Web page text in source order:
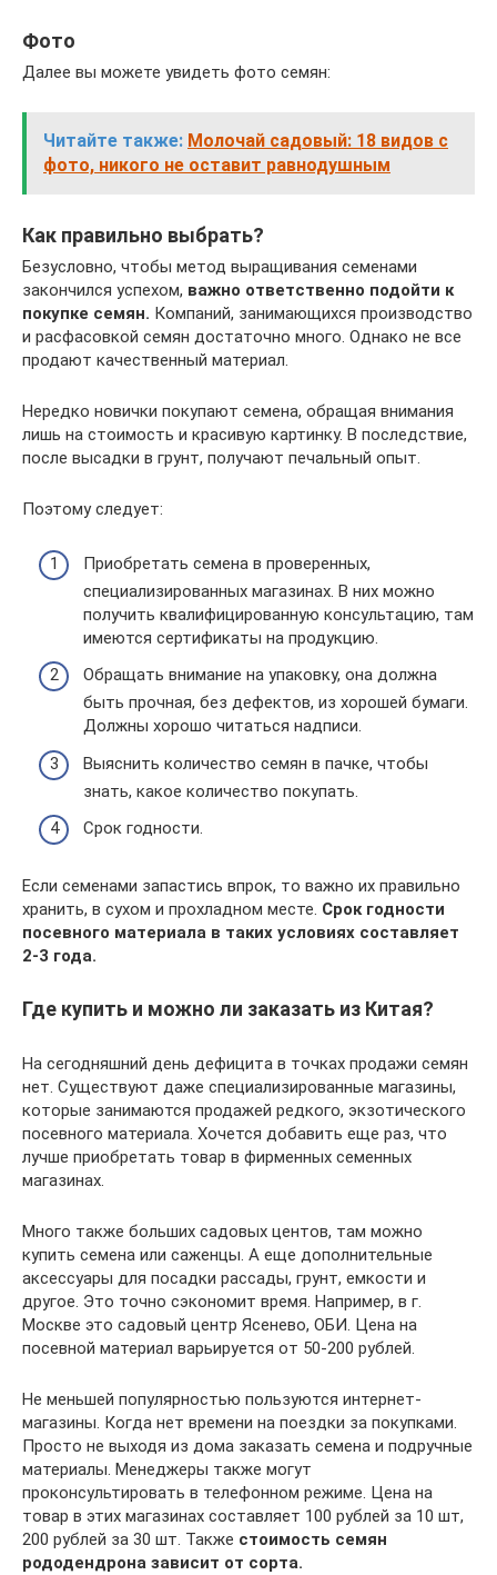
Фото
Далее вы можете увидеть фото семян:
Читайте также: Молочай садовый: 18 видов с
фото, никого не оставит равнодушным
Как правильно выбрать?
Безусловно, чтобы метод выращивания семенами
закончился успехом, важно ответственно подойти к
покупке семян. Компаний, занимающихся производство
и расфасовкой семян достаточно много. Однако не все
продают качественный материал.
Нередко новички покупают семена, обращая внимания
лишь на стоимость и красивую картинку. В последствие,
после высадки в грунт, получают печальный опыт.
Поэтому следует:
Приобретать семена в проверенных,
специализированных магазинах. В них можно
получить квалифицированную консультацию, там
имеются сертификаты на продукцию.
Обращать внимание на упаковку, она должна
быть прочная, без дефектов, из хорошей бумаги.
Должны хорошо читаться надписи.
Выяснить количество семян в пачке, чтобы
знать, какое количество покупать.
Срок годности.
Если семенами запастись впрок, то важно их правильно
хранить, в сухом и прохладном месте. Срок годности
посевного материала в таких условиях составляет
2-3 года.
Где купить и можно ли заказать из Китая?
На сегодняшний день дефицита в точках продажи семян
нет. Существуют даже специализированные магазины,
которые занимаются продажей редкого, экзотического
посевного материала. Хочется добавить еще раз, что
лучше приобретать товар в фирменных семенных
магазинах.
Много также больших садовых центов, там можно
купить семена или саженцы. А еще дополнительные
аксессуары для посадки рассады, грунт, емкости и
другое. Это точно сэкономит время. Например, в г.
Москве это садовый центр Ясенево, ОБИ. Цена на
посевной материал варьируется от 50-200 рублей.
Не меньшей популярностью пользуются интернет-
магазины. Когда нет времени на поездки за покупками.
Просто не выходя из дома заказать семена и подручные
материалы. Менеджеры также могут
проконсультировать в телефонном режиме. Цена на
товар в этих магазинах составляет 100 рублей за 10 шт,
200 рублей за 30 шт. Также стоимость семян
рододендрона зависит от сорта.